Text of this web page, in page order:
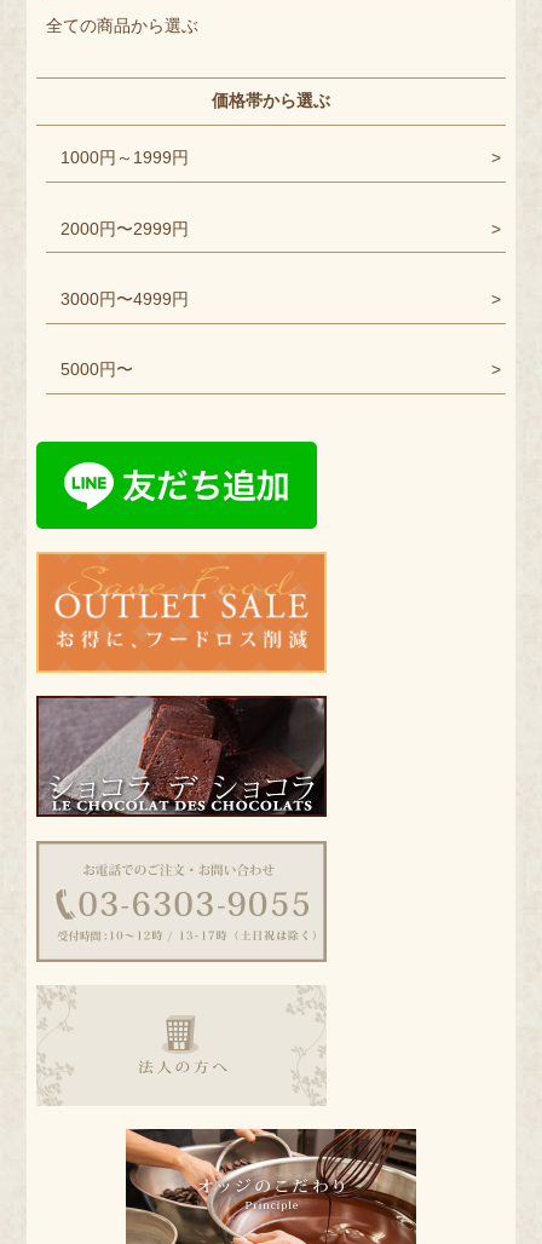
全ての商品から選ぶ
価格帯から選ぶ
1000円～1999円
2000円〜2999円
3000円〜4999円
5000円〜